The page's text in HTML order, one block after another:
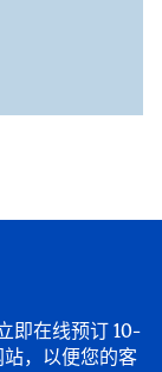
即在线预订 10-
，以便您的客